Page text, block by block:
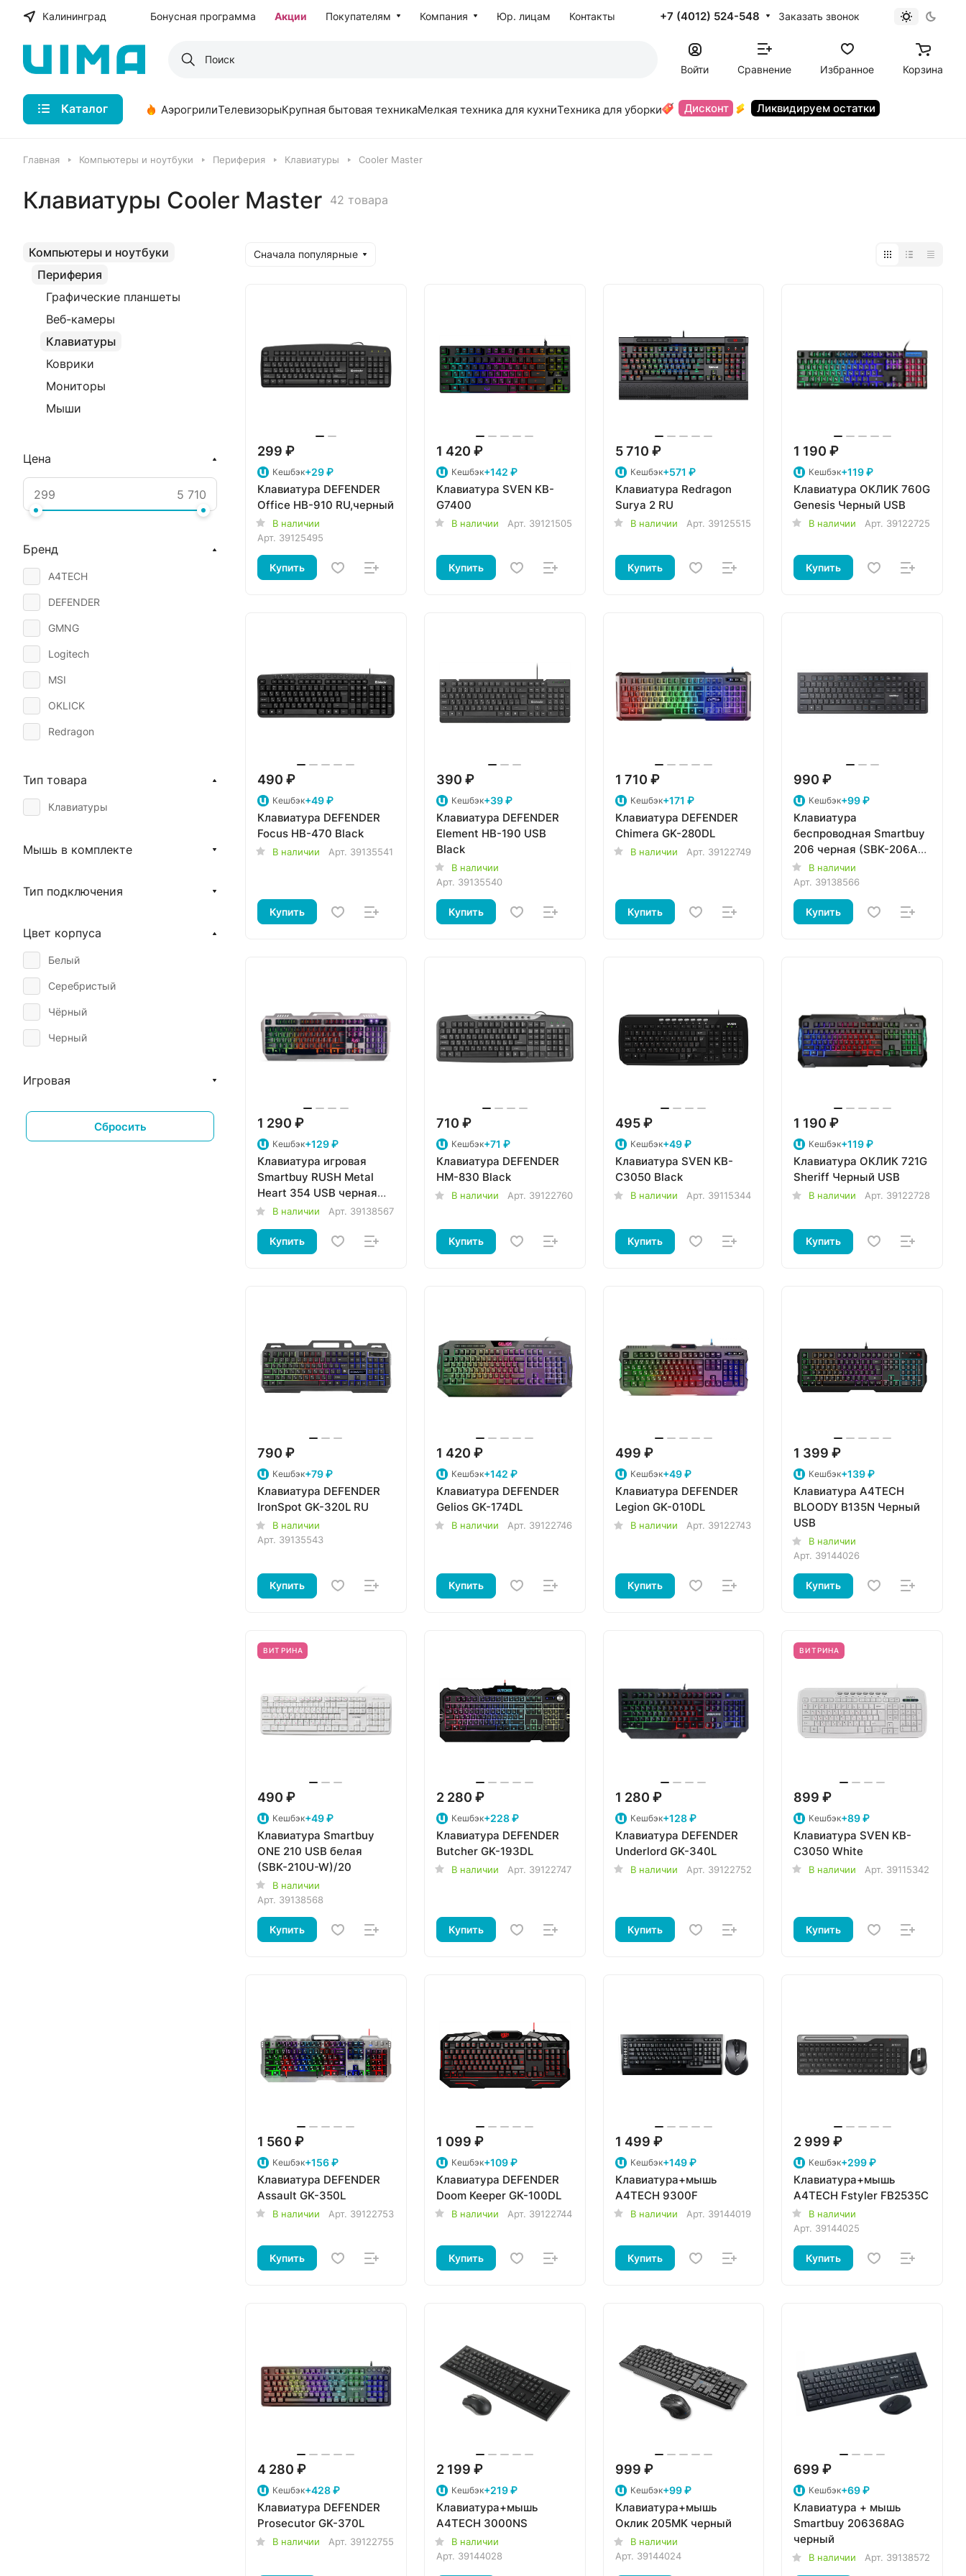
Калининград Бонусная программа Акции Покупателям Компания Юр. лицам Контакты +7 (4012) 524-548 Заказать звонок
Войти Сравнение Избранное Корзина
Каталог АэрогрилиТелевизорыКрупная бытовая техникаМелкая техника для кухниТехника для уборки Дисконт Ликвидируем остатки
Главная Компьютеры и ноутбуки Периферия Клавиатуры Cooler Master
Клавиатуры Cooler Master 42 товара
Сначала популярные
299 ₽
Кешбэк+29 ₽
Клавиатура DEFENDER
Office HB-910 RU,черный
В наличии
Арт. 39125495
Купить
1 420 ₽
Кешбэк+142 ₽
Клавиатура SVEN KB-
G7400
В наличии Арт. 39121505
Купить
5 710 ₽
Кешбэк+571 ₽
Клавиатура Redragon
Surya 2 RU
В наличии Арт. 39125515
Купить
1 190 ₽
Кешбэк+119 ₽
Клавиатура ОКЛИК 760G
Genesis Черный USB
В наличии Арт. 39122725
Купить
490 ₽
Кешбэк+49 ₽
Клавиатура DEFENDER
Focus HB-470 Black
В наличии Арт. 39135541
Купить
390 ₽
Кешбэк+39 ₽
Клавиатура DEFENDER
Element HB-190 USB
Black
В наличии
Арт. 39135540
Купить
1 710 ₽
Кешбэк+171 ₽
Клавиатура DEFENDER
Chimera GK-280DL
В наличии Арт. 39122749
Купить
990 ₽
Кешбэк+99 ₽
Клавиатура
беспроводная Smartbuy
206 черная (SBK-206AG-
K)/20В наличии
Арт. 39138566
Купить
1 290 ₽
Кешбэк+129 ₽
Клавиатура игровая
Smartbuy RUSH Metal
Heart 354 USB черная
(SBK-354GU-K)/20
В наличии Арт. 39138567
Купить
710 ₽
Кешбэк+71 ₽
Клавиатура DEFENDER
HM-830 Black
В наличии Арт. 39122760
Купить
495 ₽
Кешбэк+49 ₽
Клавиатура SVEN KB-
C3050 Black
В наличии Арт. 39115344
Купить
1 190 ₽
Кешбэк+119 ₽
Клавиатура ОКЛИК 721G
Sheriff Черный USB
В наличии Арт. 39122728
Купить
790 ₽
Кешбэк+79 ₽
Клавиатура DEFENDER
IronSpot GK-320L RU
В наличии
Арт. 39135543
Купить
1 420 ₽
Кешбэк+142 ₽
Клавиатура DEFENDER
Gelios GK-174DL
В наличии Арт. 39122746
Купить
499 ₽
Кешбэк+49 ₽
Клавиатура DEFENDER
Legion GK-010DL
В наличии Арт. 39122743
Купить
1 399 ₽
Кешбэк+139 ₽
Клавиатура A4TECH
BLOODY B135N Черный
USB
В наличии
Арт. 39144026
Купить
ВИТРИНА
490 ₽
Кешбэк+49 ₽
Клавиатура Smartbuy
ONE 210 USB белая
(SBK-210U-W)/20
В наличии
Арт. 39138568
Купить
2 280 ₽
Кешбэк+228 ₽
Клавиатура DEFENDER
Butcher GK-193DL
В наличии Арт. 39122747
Купить
1 280 ₽
Кешбэк+128 ₽
Клавиатура DEFENDER
Underlord GK-340L
В наличии Арт. 39122752
Купить
ВИТРИНА
899 ₽
Кешбэк+89 ₽
Клавиатура SVEN KB-
C3050 White
В наличии Арт. 39115342
Купить
1 560 ₽
Кешбэк+156 ₽
Клавиатура DEFENDER
Assault GK-350L
В наличии Арт. 39122753
Купить
1 099 ₽
Кешбэк+109 ₽
Клавиатура DEFENDER
Doom Keeper GK-100DL
В наличии Арт. 39122744
Купить
1 499 ₽
Кешбэк+149 ₽
Клавиатура+мышь
A4TECH 9300F
В наличии Арт. 39144019
Купить
2 999 ₽
Кешбэк+299 ₽
Клавиатура+мышь
A4TECH Fstyler FB2535C
В наличии
Арт. 39144025
Купить
4 280 ₽
Кешбэк+428 ₽
Клавиатура DEFENDER
Prosecutor GK-370L
В наличии Арт. 39122755
2 199 ₽
Кешбэк+219 ₽
Клавиатура+мышь
A4TECH 3000NS
В наличии
Арт. 39144028
999 ₽
Кешбэк+99 ₽
Клавиатура+мышь
Оклик 205MK черный
В наличии
Арт. 39144024
699 ₽
Кешбэк+69 ₽
Клавиатура + мышь
Smartbuy 206368AG
черный
В наличии Арт. 39138572
Компьютеры и ноутбуки
Периферия
Графические планшеты
Веб-камеры
Клавиатуры
Коврики
Мониторы
Мыши
Цена
Бренд
A4TECH
DEFENDER
GMNG
Logitech
MSI
OKLICK
Redragon
SVEN
Тип товара
Клавиатуры
Мышь в комплекте
Тип подключения
Цвет корпуса
Белый
Серебристый
Чёрный
Черный
Игровая
Сбросить